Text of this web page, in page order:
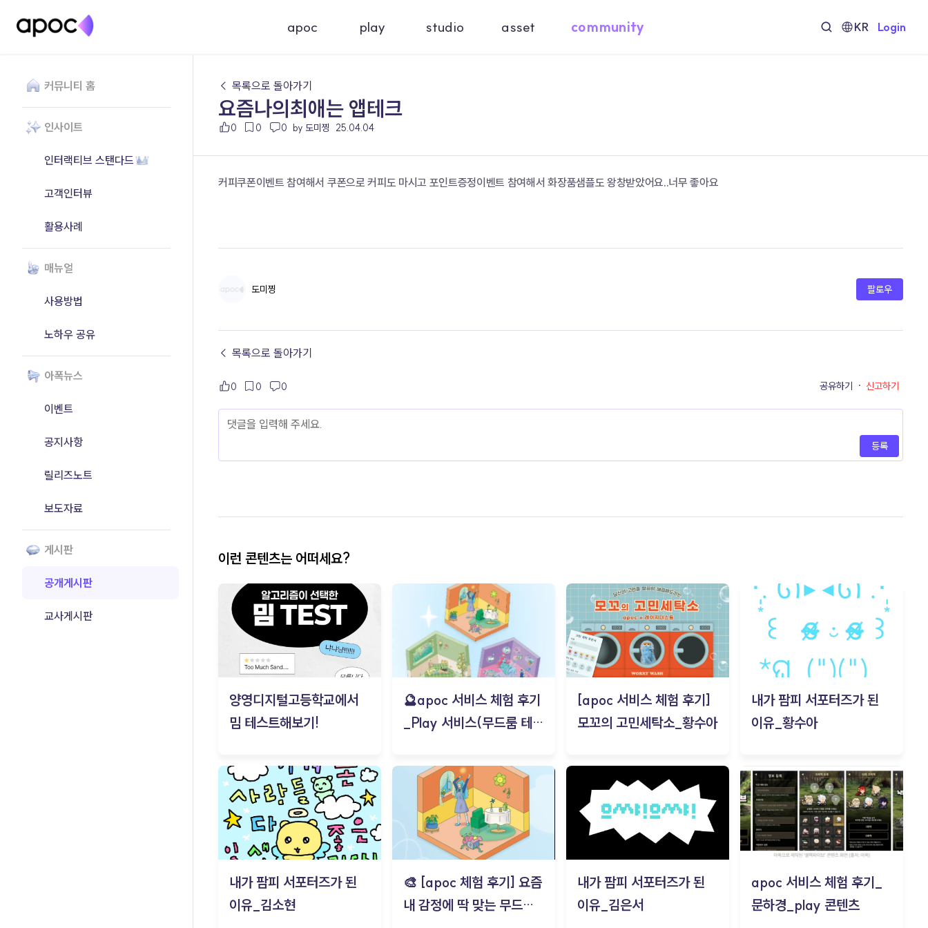
apoc play studio asset community KR Login
커뮤니티 홈
인사이트
인터랙티브 스탠다드
고객인터뷰
활용사례
매뉴얼
사용방법
노하우 공유
아폭뉴스
이벤트
공지사항
릴리즈노트
보도자료
게시판
공개게시판
교사게시판
← 목록으로 돌아가기
요즘나의최애는 앱테크
0 0 0 by 도미찡 25.04.04
커피쿠폰이벤트 참여해서 쿠폰으로 커피도 마시고 포인트증정이벤트 참여해서 화장품샘플도 왕창받았어요..너무 좋아요
도미찡 팔로우
← 목록으로 돌아가기
0 0 0 공유하기 · 신고하기
등록
이런 콘텐츠는 어떠세요?
양영디지털고등학교에서
밈 테스트해보기!
🔮apoc 서비스 체험 후기
_Play 서비스(무드룸 테스
[apoc 서비스 체험 후기]
모꼬의 고민세탁소_황수아
내가 팜피 서포터즈가 된
이유_황수아
내가 팜피 서포터즈가 된
이유_김소현
🎨 [apoc 체험 후기] 요즘
내 감정에 딱 맞는 무드룸
내가 팜피 서포터즈가 된
이유_김은서
apoc 서비스 체험 후기_
문하경_play 콘텐츠